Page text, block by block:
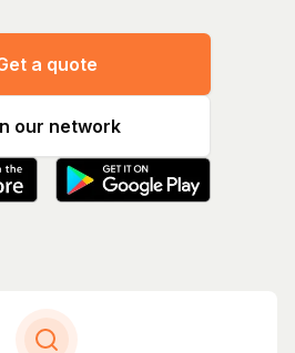
a quote
our network